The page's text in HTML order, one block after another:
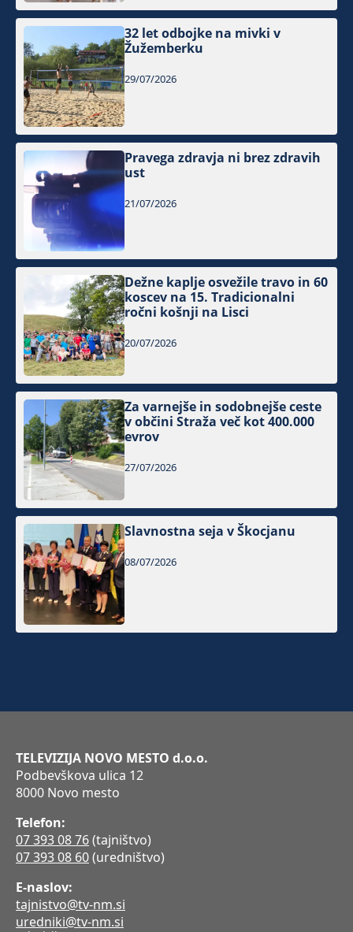
32 let odbojke na mivki v
Žužemberku
29/07/2026
Pravega zdravja ni brez zdravih
ust
21/07/2026
Dežne kaplje osvežile travo in 60
koscev na 15. Tradicionalni
ročni košnji na Lisci
20/07/2026
Za varnejše in sodobnejše ceste
v občini Straža več kot 400.000
evrov
27/07/2026
Slavnostna seja v Škocjanu
08/07/2026
TELEVIZIJA NOVO MESTO d.o.o.
Podbevškova ulica 12
8000 Novo mesto
Telefon:
07 393 08 76(tajništvo)
07 393 08 60(uredništvo)
E-naslov:
tajnistvo@tv-nm.si
uredniki@tv-nm.si